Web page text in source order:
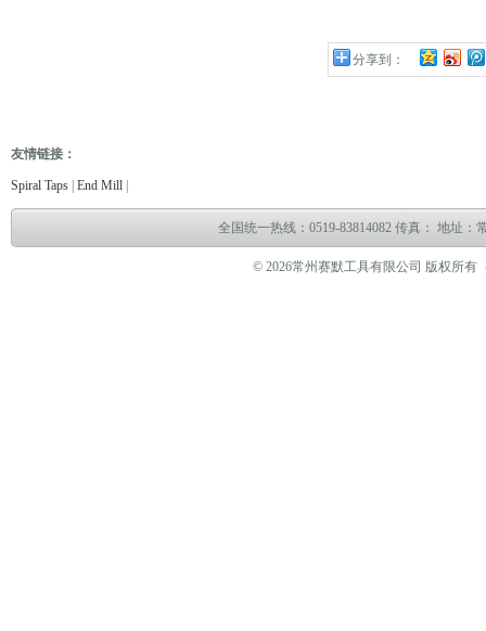
分享到：
友情链接：
Spiral Taps End Mill
电缆故障测试仪 电子万能试验机
全国统一热线：0519-83814082 传真： 地址：
© 2026常州赛默工具有限公司 版权所有